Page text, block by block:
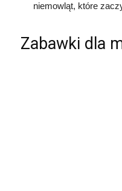
niemowląt, które
Zabawki dla